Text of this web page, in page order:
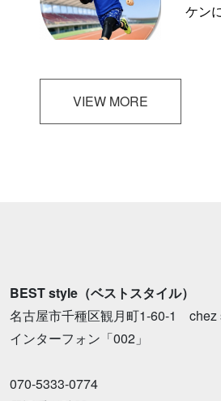
ケン
VIEW MORE
BEST style（ベストスタイル）
名古屋市千種区観月町1-60-1 chez
インターフォン「002」
070-5333-0774